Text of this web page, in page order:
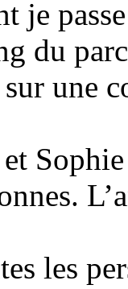
je
du
une
les